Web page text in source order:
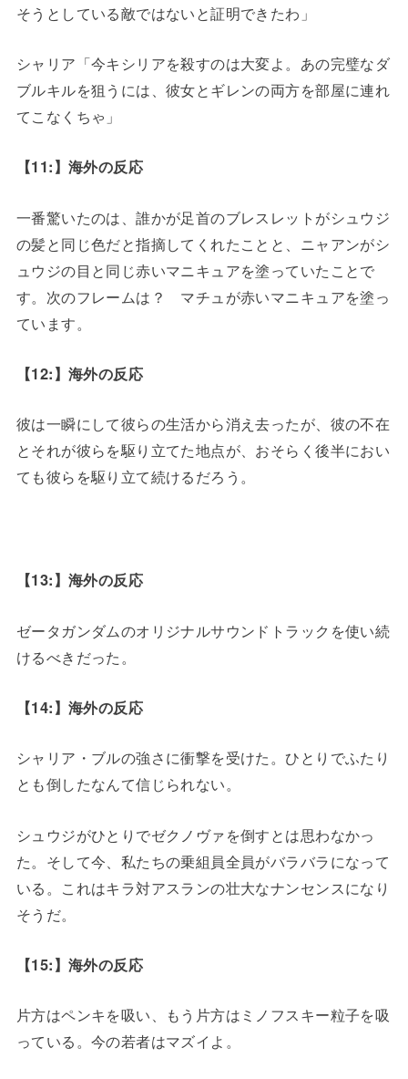
そうとしている敵ではないと証明できたわ」
シャリア「今キシリアを殺すのは大変よ。あの完璧なダ
ブルキルを狙うには、彼女とギレンの両方を部屋に連れ
てこなくちゃ」
【11:】海外の反応
一番驚いたのは、誰かが足首のブレスレットがシュウジ
の髪と同じ色だと指摘してくれたことと、ニャアンがシ
ュウジの目と同じ赤いマニキュアを塗っていたことで
す。次のフレームは？ マチュが赤いマニキュアを塗っ
ています。
【12:】海外の反応
彼は一瞬にして彼らの生活から消え去ったが、彼の不在
とそれが彼らを駆り立てた地点が、おそらく後半におい
ても彼らを駆り立て続けるだろう。
【13:】海外の反応
ゼータガンダムのオリジナルサウンドトラックを使い続
けるべきだった。
【14:】海外の反応
シャリア・ブルの強さに衝撃を受けた。ひとりでふたり
とも倒したなんて信じられない。
シュウジがひとりでゼクノヴァを倒すとは思わなかっ
た。そして今、私たちの乗組員全員がバラバラになって
いる。これはキラ対アスランの壮大なナンセンスになり
そうだ。
【15:】海外の反応
片方はペンキを吸い、もう片方はミノフスキー粒子を吸
っている。今の若者はマズイよ。